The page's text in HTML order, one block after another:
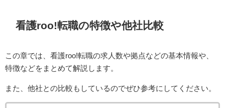
看護roo!転職の特徴や他社比較
この章では、看護roo!転職の求人数や拠点などの基本情報や、
特徴などをまとめて解説します。
また、他社との比較もしているのでぜひ参考にしてください。